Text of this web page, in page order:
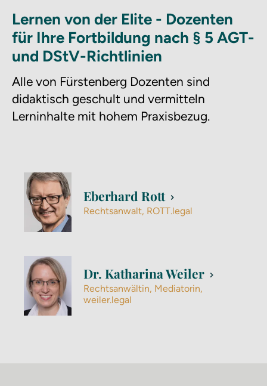
Lernen von der Elite - Dozenten
für Ihre Fortbildung nach § 5 AGT-
und DStV-Richtlinien
Alle von Fürstenberg Dozenten sind
didaktisch geschult und vermitteln
Lerninhalte mit hohem Praxisbezug.
Eberhard Rott
Rechtsanwalt, ROTT.legal
Dr. Katharina Weiler
Rechtsanwältin, Mediatorin,
weiler.legal